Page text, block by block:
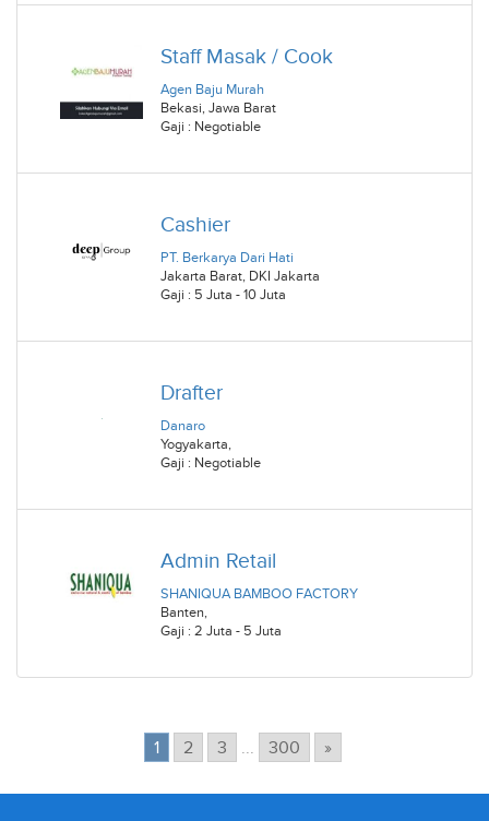
Staff Masak / Cook
Agen Baju Murah
Bekasi, Jawa Barat
Gaji : Negotiable
Cashier
PT. Berkarya Dari Hati
Jakarta Barat, DKI Jakarta
Gaji : 5 Juta - 10 Juta
Drafter
Danaro
Yogyakarta,
Gaji : Negotiable
Admin Retail
SHANIQUA BAMBOO FACTORY
Banten,
Gaji : 2 Juta - 5 Juta
1 2 3 300 »